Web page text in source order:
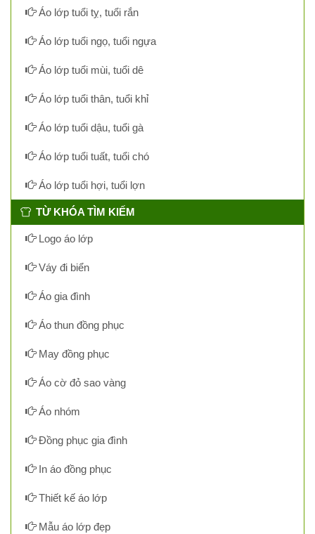
Áo lớp tuổi tỵ, tuổi rắn
Áo lớp tuổi ngọ, tuổi ngựa
Áo lớp tuổi mùi, tuổi dê
Áo lớp tuổi thân, tuổi khỉ
Áo lớp tuổi dậu, tuổi gà
Áo lớp tuổi tuất, tuổi chó
Áo lớp tuổi hợi, tuổi lợn
TỪ KHÓA TÌM KIẾM
Logo áo lớp
Váy đi biển
Áo gia đình
Áo thun đồng phục
May đồng phục
Áo cờ đỏ sao vàng
Áo nhóm
Đồng phục gia đình
In áo đồng phục
Thiết kế áo lớp
Mẫu áo lớp đẹp